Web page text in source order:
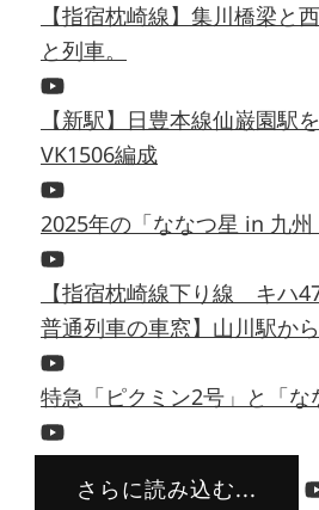
【指宿枕崎線】集川橋梁と
と列車。
【新駅】日豊本線仙巌園駅
VK1506編成
2025年の「ななつ星 in 九州
【指宿枕崎線下り線 キハ
普通列車の車窓】山川駅か
特急「ピクミン2号」と「な
さらに読み込む...